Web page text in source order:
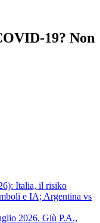
19? Non
Italia, il risiko
e IA; Argentina vs
2026. Giù P.A.,